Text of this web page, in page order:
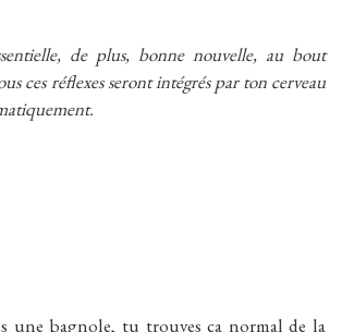
de plus, bonne nouvelle, au bout
ces réflexes seront intégrés par ton cerveau
une bagnole, tu trouves ça normal de la